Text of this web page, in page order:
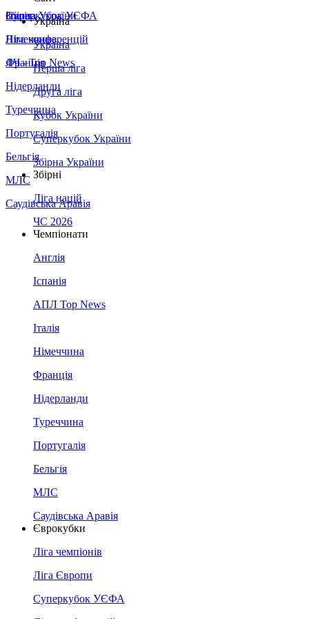
Збірна України
Італія
Німеччина
Франція
Нідерланди
Туреччина
Португалія
Бельгія
МЛС
Саудівська Аравія
Суперкубок УЄФА
Ліга конференцій
ЛЧ - Top News
Україна
Україна
Перша ліга
Друга ліга
Кубок України
Суперкубок України
Збірна України
Збірні
Ліга націй
ЧС 2026
Чемпіонати
Англія
Іспанія
АПЛ Top News
Італія
Німеччина
Франція
Нідерланди
Туреччина
Португалія
Бельгія
МЛС
Саудівська Аравія
Єврокубки
Ліга чемпіонів
Ліга Європи
Суперкубок УЄФА